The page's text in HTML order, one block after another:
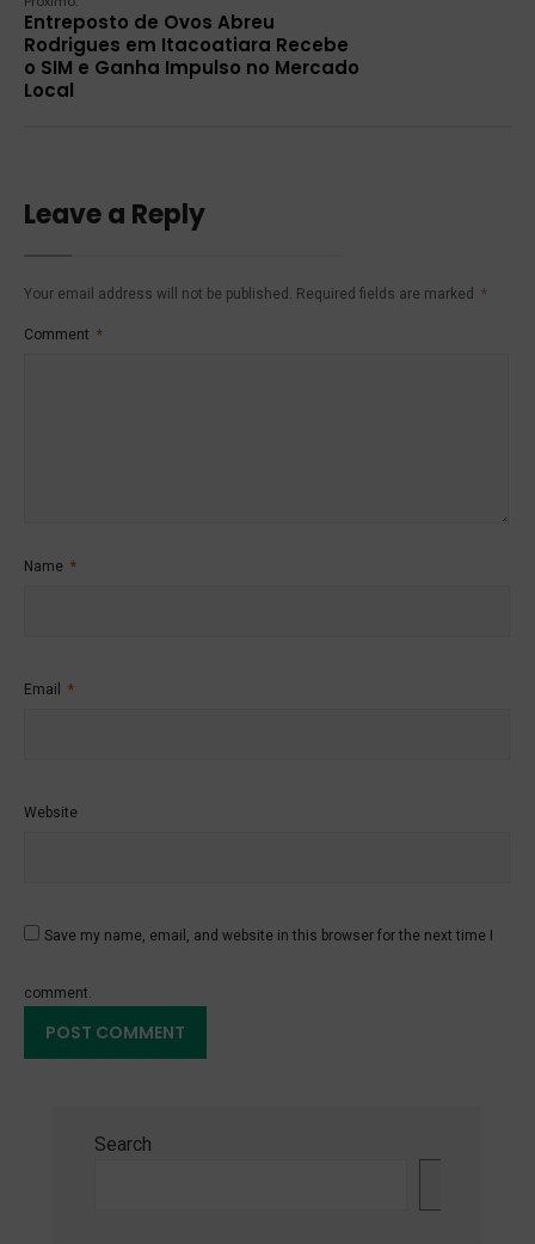
Entreposto de Ovos Abreu
Rodrigues em Itacoatiara Recebe
o SIM e Ganha Impulso no Mercado
Local
Leave a Reply
Your email address will not be published. Required fields are marked *
Comment *
Name *
Email *
Website
Save my name, email, and website in this browser for the next time I
comment.
Search